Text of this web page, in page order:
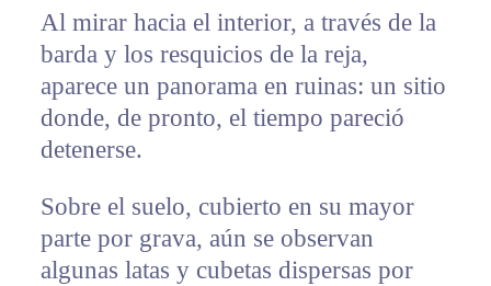
Al mirar hacia el interior, a través de la
barda y los resquicios de la reja,
aparece un panorama en ruinas: un sitio
donde, de pronto, el tiempo pareció
detenerse.
Sobre el suelo, cubierto en su mayor
parte por grava, aún se observan
algunas latas y cubetas dispersas por